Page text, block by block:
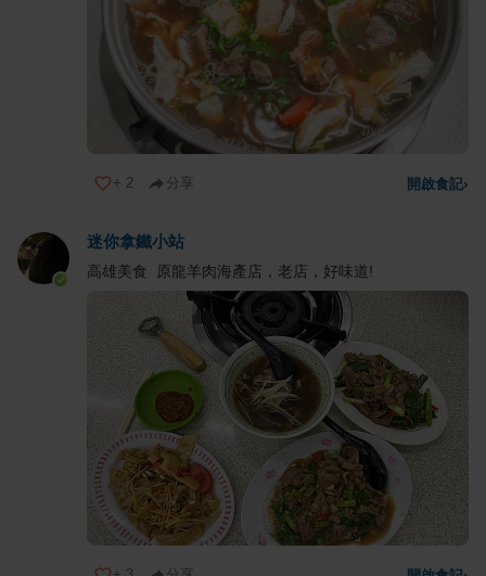
+ 2 分享 開啟食記›
迷你拿鐵小站
高雄美食 原龍羊肉海產店，老店，好味道!